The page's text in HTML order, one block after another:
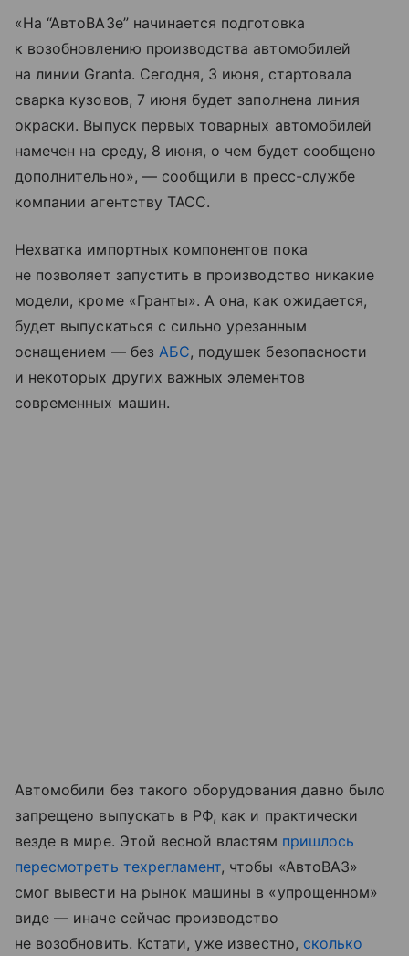
«На “АвтоВАЗе” начинается подготовка
к возобновлению производства автомобилей
на линии Granta. Сегодня, 3 июня, стартовала
сварка кузовов, 7 июня будет заполнена линия
окраски. Выпуск первых товарных автомобилей
намечен на среду, 8 июня, о чем будет сообщено
дополнительно», — сообщили в пресс-службе
компании агентству ТАСС.
Нехватка импортных компонентов пока
не позволяет запустить в производство никакие
модели, кроме «Гранты». А она, как ожидается,
будет выпускаться с сильно урезанным
оснащением — без АБС, подушек безопасности
и некоторых других важных элементов
современных машин.
Автомобили без такого оборудования давно было
запрещено выпускать в РФ, как и практически
везде в мире. Этой весной властям пришлось
пересмотреть техрегламент, чтобы «АвтоВАЗ»
смог вывести на рынок машины в «упрощенном»
виде — иначе сейчас производство
не возобновить. Кстати, уже известно, сколько